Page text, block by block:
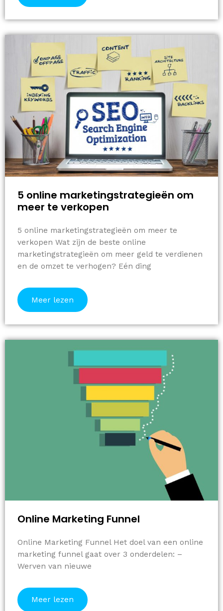
5 online marketingstrategieën om
meer te verkopen
5 online marketingstrategieën om meer te
verkopen Wat zijn de beste online
marketingstrategieën om meer geld te verdienen
en de omzet te verhogen? Eén ding
Meer lezen
Online Marketing Funnel
Online Marketing Funnel Het doel van een online
marketing funnel gaat over 3 onderdelen: –
Werven van nieuwe
Meer lezen